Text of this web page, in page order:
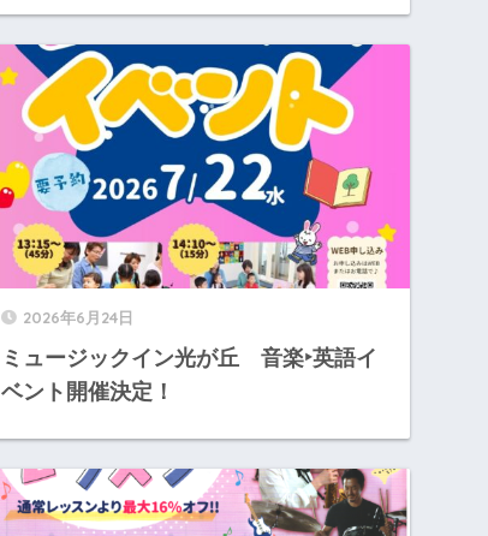
2026年6月24日
ミュージックイン光が丘 音楽‣英語イ
ベント開催決定！